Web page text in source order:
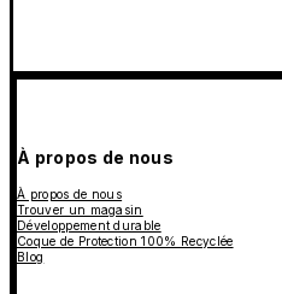
À propos de nous
À propos de nous
Trouver un magasin
Développement durable
Coque de Protection 100% Recyclée
Blog